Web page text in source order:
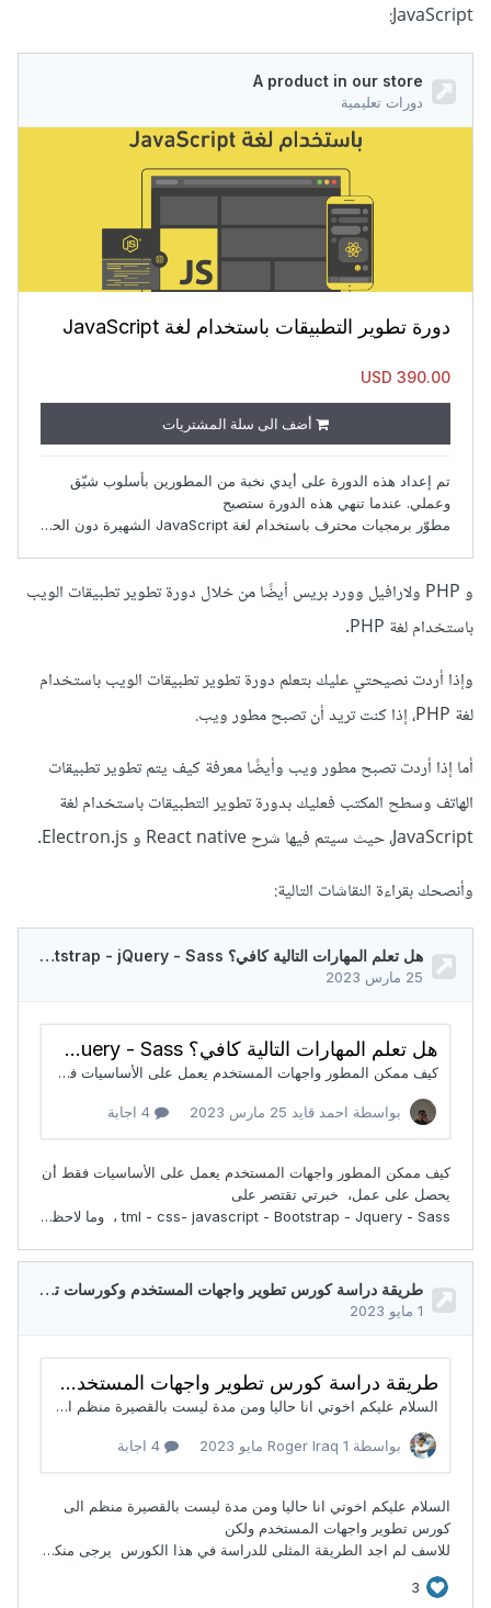
JavaScript:
و PHP ولارافيل وورد بريس أيضًا من خلال دورة تطوير تطبيقات الويب
باستخدام لغة PHP.
وإذا أردت نصيحتي عليك بتعلم دورة تطوير تطبيقات الويب باستخدام
لغة PHP، إذا كنت تريد أن تصبح مطور ويب.
أما إذا أردت تصبح مطور ويب وأيضًا معرفة كيف يتم تطوير تطبيقات
الهاتف وسطح المكتب فعليك بدورة تطوير التطبيقات باستخدام لغة
JavaScript، حيث سيتم فيها شرح React native و Electron.js.
وأنصحك بقراءة النقاشات التالية: